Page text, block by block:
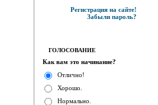
Регистрация на сайте!
Забыли пароль?
ГОЛОСОВАНИЕ
Как вам это начинание?
Отлично!
Хорошо.
Нормально.